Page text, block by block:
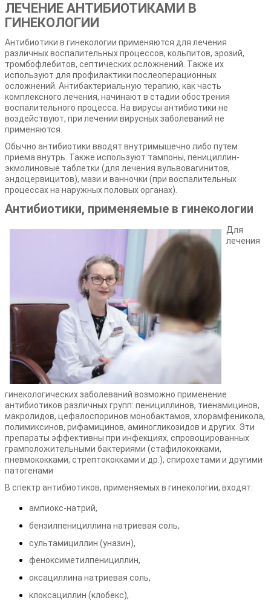
ЛЕЧЕНИЕ АНТИБИОТИКАМИ В
ГИНЕКОЛОГИИ
Антибиотики в гинекологии применяются для лечения
различных воспалительных процессов, кольпитов, эрозий,
тромбофлебитов, септических осложнений. Также их
используют для профилактики послеоперационных
осложнений. Антибактериальную терапию, как часть
комплексного лечения, начинают в стадии обострения
воспалительного процесса. На вирусы антибиотики не
воздействуют, при лечении вирусных заболеваний не
применяются.
Обычно антибиотики вводят внутримышечно либо путем
приема внутрь. Также используют тампоны, пенициллин-
экмолиновые таблетки (для лечения вульвовагинитов,
эндоцервицитов), мази и ванночки (при воспалительных
процессах на наружных половых органах).
Антибиотики, применяемые в гинекологии
Для
лечения
гинекологических заболеваний возможно применение
антибиотиков различных групп: пенициллинов, тиенамицинов,
макролидов, цефалоспоринов монобактамов, хлорамфеникола,
полимиксинов, рифамицинов, аминогликозидов и других. Эти
препараты эффективны при инфекциях, спровоцированных
грамположительными бактериями (стафилококками,
пневмококками, стрептококками и др.), спирохетами и другими
патогенами
В спектр антибиотиков, применяемых в гинекологии, входят:
ампиокс-натрий,
бензилпенициллина натриевая соль,
сультамициллин (уназин),
феноксиметилпенициллин,
оксациллина натриевая соль,
клоксациллин (клобекс),